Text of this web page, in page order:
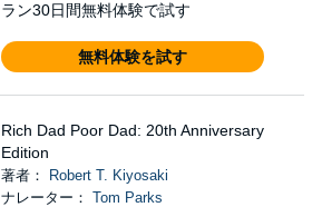
ラン30日間無料体験で試す
無料体験を試す
Rich Dad Poor Dad: 20th Anniversary
Edition
著者：
Robert T. Kiyosaki
ナレーター： Tom Parks